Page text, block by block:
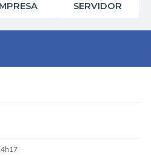
SERVIDOR